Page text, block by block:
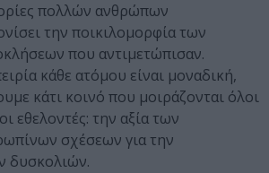
πολλών ανθρώπων
την ποικιλομορφία των
που αντιμετώπισαν.
κάθε ατόμου είναι μοναδική,
κάτι κοινό που μοιράζονται όλοι
εθελοντές: την αξία των
σχέσεων για την
δυσκολιών.